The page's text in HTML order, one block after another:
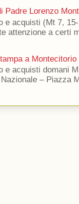
Padre Lorenzo
e acquisti (Mt 7,
attenzione a certi
a Montecitorio
e acquisti domani
– Piazza